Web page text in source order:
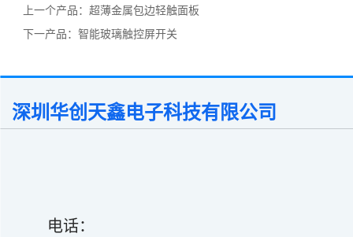
上一个产品：超薄金属包边轻触面板
下一产品：智能玻璃触控屏开关
深圳华创天鑫电子科技有限公司
电话：